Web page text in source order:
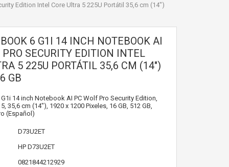
Edition Intel Core Ultra 5 225U Portátil 35,6 cm (14")
6 G1I 14 INCH NOTEBOOK AI
SECURITY EDITION INTEL
5 225U PORTÁTIL 35,6 CM (14")
GB
14 inch Notebook AI PC Wolf Pro Security Edition,
35,6 cm (14"), 1920 x 1200 Pixeles, 16 GB, 512 GB,
(Español)
D73U2ET
HP D73U2ET
0821844212929